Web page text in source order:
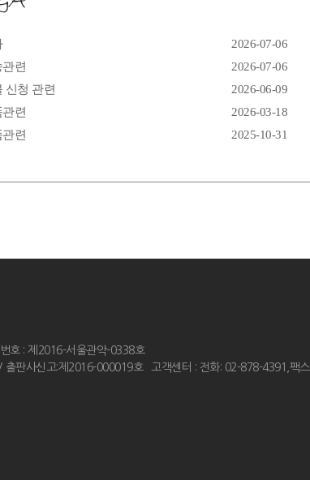
2026-07-06
련
2026-07-06
신청 관련
2026-06-09
련
2026-03-18
련
2025-10-31
호 : 제2016-서울관악-0338호
출판사신고:제2016-000019호
고객센터 : 전화: 02-878-4391,팩